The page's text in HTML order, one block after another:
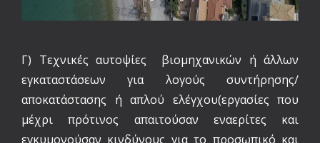
Γ) Τεχνικές αυτοψίες βιομηχανικών ή άλλων
εγκαταστάσεων για λογούς συντήρησης/
αποκατάστασης ή απλού ελέγχου(εργασίες που
μέχρι πρότινος απαιτούσαν εναερίτες και
εγκυμονούσαν κινδύνους για το προσωπικό και